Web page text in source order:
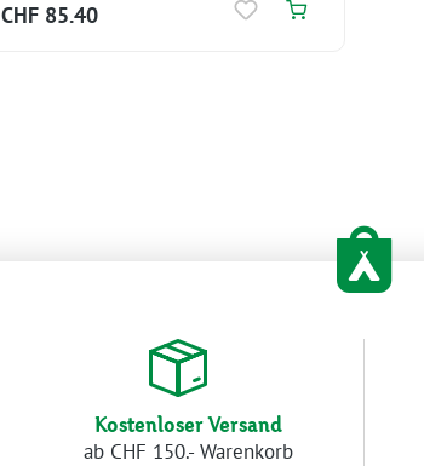
CHF 85.40
Kostenloser Versand
ab CHF 150.- Warenkorb